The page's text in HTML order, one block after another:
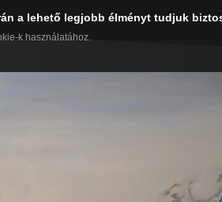
a lehető legjobb élményt tudjuk
k használatához.